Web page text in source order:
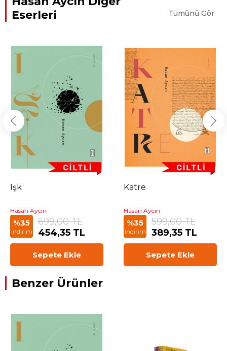
Eserleri
Tümünü Gör
Işk
Hasan Aycın
%35
indirim
699,00 TL
454,35 TL
Sepete Ekle
Katre
Hasan Aycın
%35
indirim
599,00 TL
389,35 TL
Sepete Ekle
Benzer Ürünler